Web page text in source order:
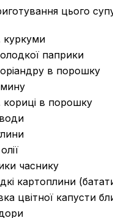
цього
куркуми
паприки
в порошку
кориці в порошку
часнику
картоплини
цвітної капусти